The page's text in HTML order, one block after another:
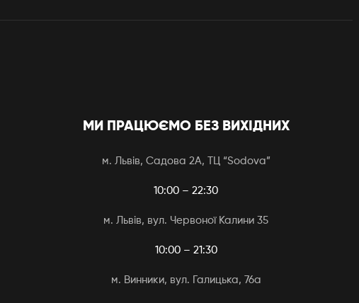
МИ ПРАЦЮЄМО БЕЗ ВИХІДНИХ
м. Львів, Садова 2А, ТЦ “Sodova”
10:00 – 22:30
м. Львів, вул. Червоної Калини 35
10:00 – 21:30
м. Винники, вул. Галицька, 76а